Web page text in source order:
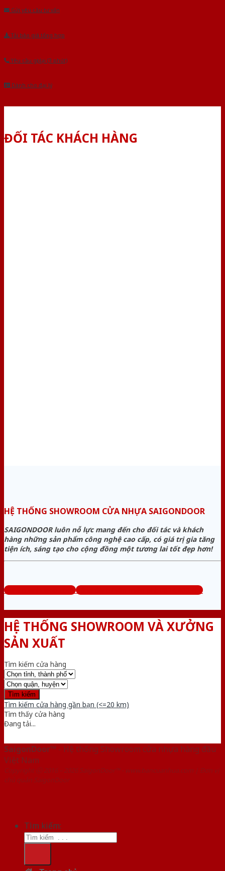
Gửi yêu cầu tư vấn
Tải báo giá tổng hợp
Yêu cầu gọi lại (3 phút)
Dành cho đại lý
ĐỐI TÁC KHÁCH HÀNG
HỆ THỐNG SHOWROOM CỬA NHỰA SAIGONDOOR
SAIGONDOOR luôn nỗ lực mang đến cho đối tác và khách
hàng những sản phẩm công nghệ cao cấp, có giá trị gia tăng
tiện ích, sáng tạo cho cộng đồng một tương lai tốt đẹp hơn!
www.cuanhuago.com Tổng đài tư vấn miễn phí: 0824.400.400
HỆ THỐNG SHOWROOM VÀ XƯỞNG
SẢN XUẤT
Tìm kiếm cửa hàng
Tìm kiếm cửa hàng gần bạn (<=20 km)
Tìm thấy cửa hàng
Đang tải...
SaigonDoor™ - Hệ thống Showroom cửa nhựa hàng đầu
Việt Nam
Copyright ⓒ 2016 – 2026 SaigonDoor™ - www.bancuanhua.com | Đơn vị
chủ quản SaigonDoor
Tìm kiếm: